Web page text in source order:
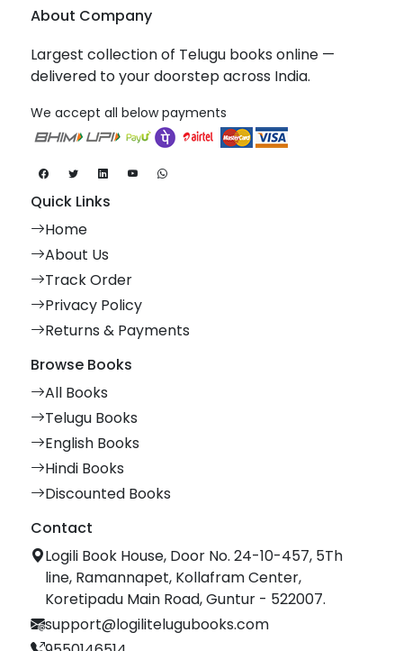
About Company
Largest collection of Telugu books online —
delivered to your doorstep across India.
We accept all below payments
Quick Links
Home
About Us
Track Order
Privacy Policy
Returns & Payments
Browse Books
All Books
Telugu Books
English Books
Hindi Books
Discounted Books
Contact
Logili Book House, Door No. 24-10-457, 5Th
line, Ramannapet, Kollafram Center,
Koretipadu Main Road, Guntur - 522007.
support@logilitelugubooks.com